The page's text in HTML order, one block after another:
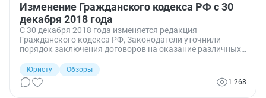
Изменение Гражданского кодекса РФ с 30
декабря 2018 года
С 30 декабря 2018 года изменяется редакция
Гражданского кодекса РФ, Законодатели уточнили
порядок заключения договоров на оказание различных
Юристу
Обзоры
1 268